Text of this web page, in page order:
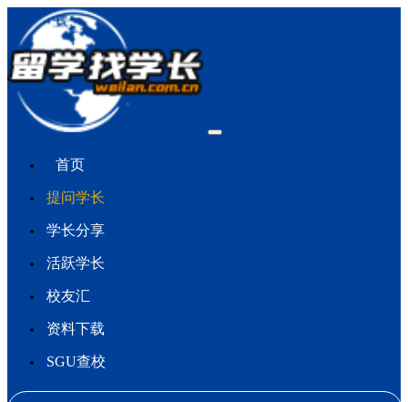
首页
提问学长
学长分享
活跃学长
校友汇
资料下载
SGU查校